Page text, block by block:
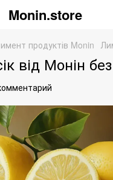
Monin.store
продуктів Monin
від Монін